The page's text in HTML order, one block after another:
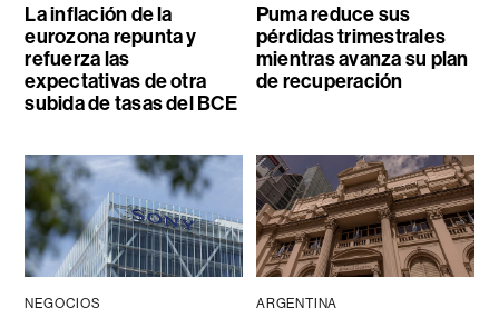
La inflación de la
eurozona repunta y
refuerza las
expectativas de otra
subida de tasas del BCE
Puma reduce sus
pérdidas trimestrales
mientras avanza su plan
de recuperación
NEGOCIOS ARGENTINA